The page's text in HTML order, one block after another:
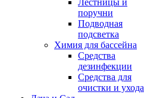
Лестницы и
поручни
Подводная
подсветка
Химия для бассейна
Средства
дезинфекции
Средства для
очистки и ухода